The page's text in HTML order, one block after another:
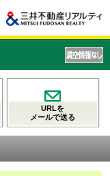
URLを
メールで送る